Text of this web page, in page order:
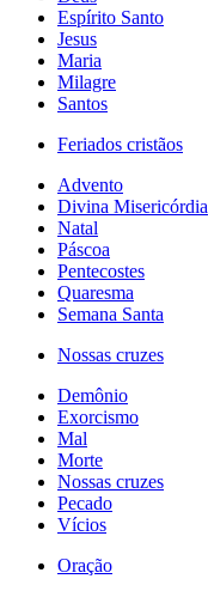
Espírito Santo
Jesus
Maria
Milagre
Santos
Feriados cristãos
Advento
Divina Misericórdia
Natal
Páscoa
Pentecostes
Quaresma
Semana Santa
Nossas cruzes
Demônio
Exorcismo
Mal
Morte
Nossas cruzes
Pecado
Vícios
Oração